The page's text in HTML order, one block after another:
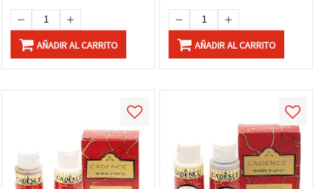
AÑADIR AL CARRITO AÑADIR AL CARRITO